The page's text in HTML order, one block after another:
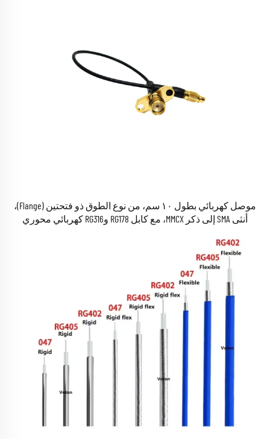
موصل كهربائي بطول ١٠ سم، من نوع الطوق ذو فتحتين (Flange)،
أنثى SMA إلى ذكر MMCX، مع كابل RG178 وRG316 كهربائي محوري